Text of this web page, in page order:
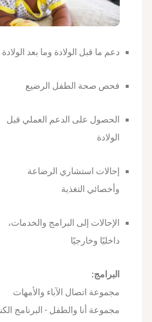
دعم ما قبل الولادة وما بعد الولادة
فحص صحة الطفل الرضيع
الحصول على الدعم العملي قبل
الولادة
إحالات استشاري الرضاعة
وأخصائي التغذية
الإحالات إلى البرامج والخدمات،
داخليًا وخارجيًا
البرامج:
مجموعة اتصال الآباء والأمهات
مجموعة أنا والطفل - البرنامج